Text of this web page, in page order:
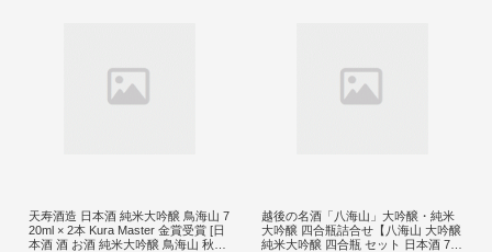
天寿酒造 日本酒 純米大吟醸 鳥海山 7
20ml × 2本 Kura Master 金賞受賞 [日
本酒 酒 お酒 純米大吟醸 鳥海山 秋田
越後の名酒「八海山」大吟醸・純米
大吟醸 四合瓶詰合せ【八海山 大吟醸
純米大吟醸 四合瓶 セット 日本酒 720